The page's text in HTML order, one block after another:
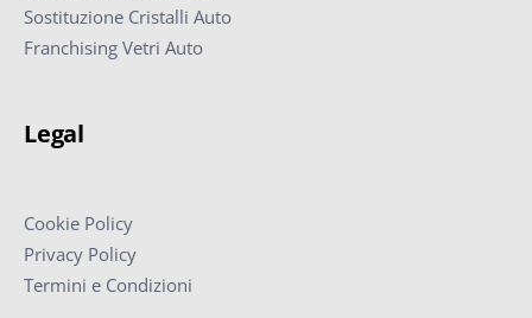
Sostituzione Cristalli Auto
Franchising Vetri Auto
Legal
Cookie Policy
Privacy Policy
Termini e Condizioni